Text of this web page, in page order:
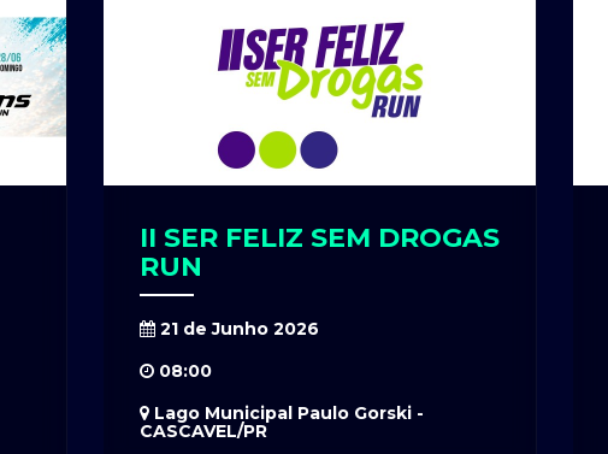
II SER FELIZ SEM DROGAS
RUN
21 de Junho 2026
08:00
Lago Municipal Paulo Gorski -
CASCAVEL/PR